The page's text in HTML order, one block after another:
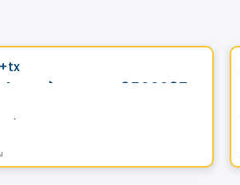
+tx
- Lot 3522937
QC